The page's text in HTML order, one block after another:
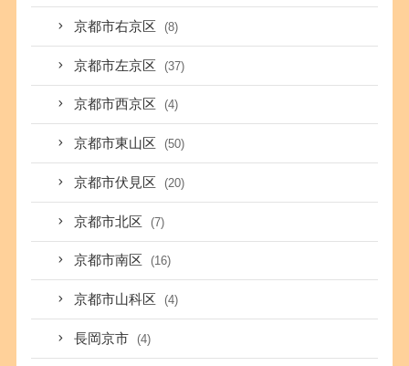
京都市右京区 (8)
京都市左京区 (37)
京都市西京区 (4)
京都市東山区 (50)
京都市伏見区 (20)
京都市北区 (7)
京都市南区 (16)
京都市山科区 (4)
長岡京市 (4)